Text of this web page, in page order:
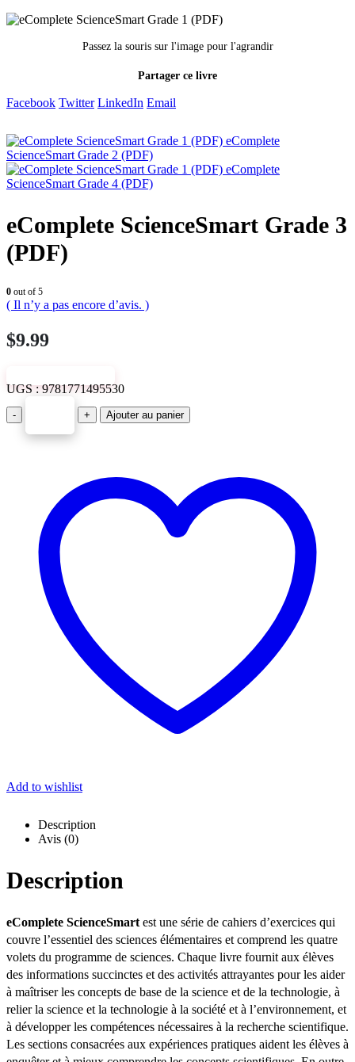
Passez la souris sur l'image pour l'agrandir
Partager ce livre
Facebook Twitter LinkedIn Email
eComplete
ScienceSmart Grade 2 (PDF)
eComplete
ScienceSmart Grade 4 (PDF)
eComplete ScienceSmart Grade 3
(PDF)
0 out of 5
( Il n’y a pas encore d’avis. )
$9.99
UGS :9781771495530
- + Ajouter au panier
Add to wishlist
Description
Avis (0)
Description
eComplete ScienceSmart est une série de cahiers d’exercices qui
couvre l’essentiel des sciences élémentaires et comprend les quatre
volets du programme de sciences. Chaque livre fournit aux élèves
des informations succinctes et des activités attrayantes pour les aider
à maîtriser les concepts de base de la science et de la technologie, à
relier la science et la technologie à la société et à l’environnement, et
à développer les compétences nécessaires à la recherche scientifique.
Les sections consacrées aux expériences pratiques aident les élèves à